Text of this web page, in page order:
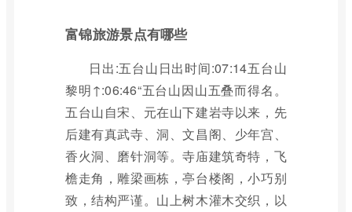
富锦旅游景点有哪些
日出:五台山日出时间:07:14五台山
黎明↑:06:46“五台山因山五叠而得名。
五台山自宋、元在山下建岩寺以来，先
后建有真武寺、洞、文昌阁、少年宫、
香火洞、磨针洞等。寺庙建筑奇特，飞
檐走角，雕梁画栋，亭台楼阁，小巧别
致，结构严谨。山上树木灌木交织，以